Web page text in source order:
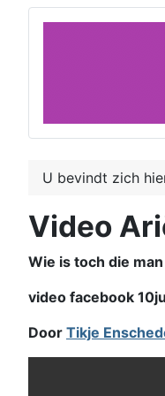
U bevindt zich
Video
Wie is toch die
video facebook
Door Tikje